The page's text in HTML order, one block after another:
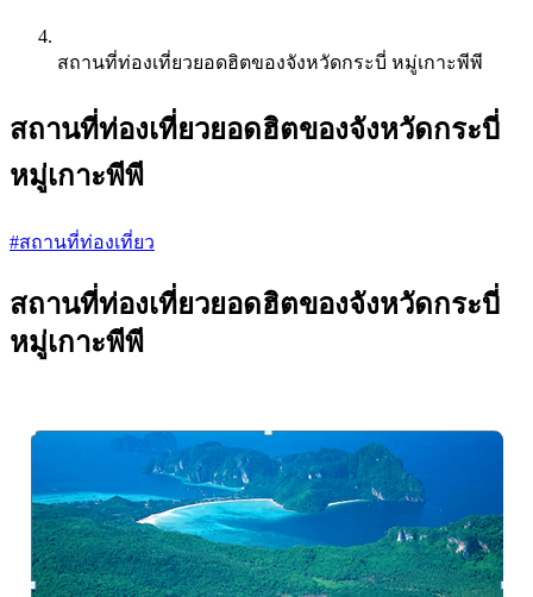
สถานที่ท่องเที่ยวยอดฮิตของจังหวัดกระบี่ หมู่เกาะพีพี
สถานที่ท่องเที่ยวยอดฮิตของจังหวัดกระบี่
หมู่เกาะพีพี
#สถานที่ท่องเที่ยว
สถานที่ท่องเที่ยวยอดฮิตของจังหวัดกระบี่
หมู่เกาะพีพี